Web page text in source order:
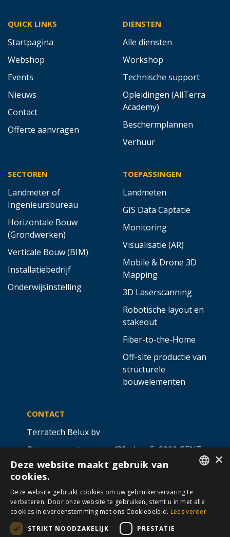
QUICK LINKS
Startpagina
Webshop
Events
Nieuws
Contact
Offerte aanvragen
DIENSTEN
Alle diensten
Workshop
Technische support
Opleidingen (AllTerra
Academy)
Beschermplannen
Verhuur
SECTOREN
Landmeter of
Ingenieursbureau
Horizontale Bouw
(Grondwerken)
Verticale Bouw (BIM)
Installatiebedrijf
Onderwijsinstelling
TOEPASSINGEN
Landmeten
GIS Data Captatie
Monitoring
Visualisatie (AR)
Mobile & Drone 3D
Mapping
3D Laserscanning
Robotische layout en
stakeout
Fiber-to-the-Home
Off-site productie van
structurele
bouwelementen
CONTACT
Terratech Belux bv
Ottergemsesteenweg 439 - bus 5,9000 GENT
info@allterra-belux.com+32 9 430 25 30
BE1009.467.122
VOLG ONS OP ​ ​
FRENCH
×
Deze website maakt gebruik van
cookies.
Deze website gebruikt cookies om uw gebruikerservaring te
verbeteren. Door onze website te gebruiken, stemt u in met alle
cookies in overeenstemming met ons Cookiebeleid. Lees verder
STRIKT NOODZAKELIJK
PRESTATIE